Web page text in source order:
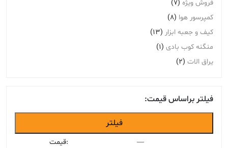
فروش ویژه (7)
کمپرسور هوا (8)
کیف و جعبه ابزار (13)
منگنه کوب بادی (1)
یراق الات (2)
فیلتر براساس قیمت:
فیلتر
قیمت: —